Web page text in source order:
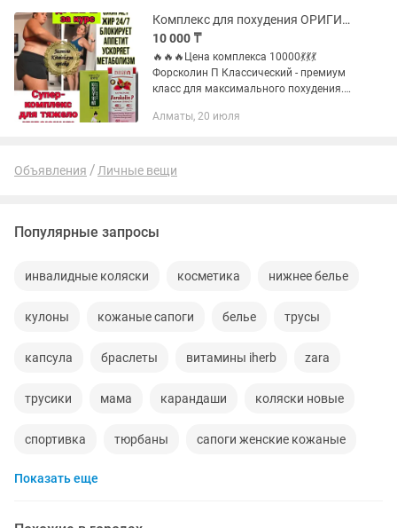
Комплекс для похудения ОРИГИНАЛ
10 000 ₸
🔥🔥🔥Цена комплекса 10000💃💃💃
Форсколин П Классический - премиум
класс для максимального похудения.
худеющих . не имеет побочных
Алматы, 20 июля
Объявления Личные вещи
Популярные запросы
инвалидные коляски косметика нижнее белье
кулоны кожаные сапоги белье трусы
капсула браслеты витамины iherb zara
трусики мама карандаши коляски новые
спортивка тюрбаны сапоги женские кожаные
новое нижнее белье
Показать еще